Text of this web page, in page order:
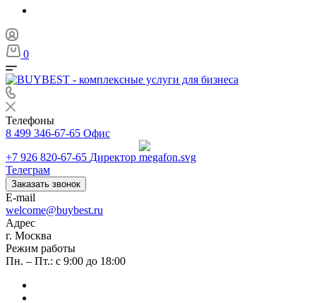
0
Телефоны
8 499 346-67-65 Офис
+7 926 820-67-65 Директор
Телеграм
Заказать звонок
E-mail
welcome@buybest.ru
Адрес
г. Москва
Режим работы
Пн. – Пт.: с 9:00 до 18:00